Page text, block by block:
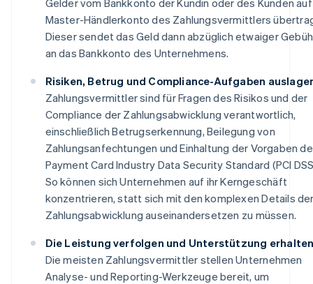
Master-Händlerkonto des Zahlungsvermittlers
Dieser sendet das Geld dann abzüglich etwaiger
an das Bankkonto des Unternehmens.
Risiken, Betrug und Compliance-Aufgaben
Zahlungsvermittler sind für Fragen des Risikos und der
Compliance der Zahlungsabwicklung verantwortlich,
einschließlich Betrugserkennung, Beilegung von
Zahlungsanfechtungen und Einhaltung der Vorgaben
Payment Card Industry Data Security Standard (PCI
So können sich Unternehmen auf ihr Kerngeschäft
konzentrieren, statt sich mit den komplexen Details
Zahlungsabwicklung auseinandersetzen zu müssen.
Die Leistung verfolgen und Unterstützung
Die meisten Zahlungsvermittler stellen Unternehmen
Analyse- und Reporting-Werkzeuge bereit, um